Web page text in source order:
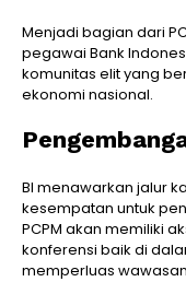
Menjadi bagian dari
pegawai Bank
komunitas elit yang
ekonomi nasional.
BI menawarkan jalur
kesempatan untuk
PCPM akan memiliki
konferensi baik di
memperluas